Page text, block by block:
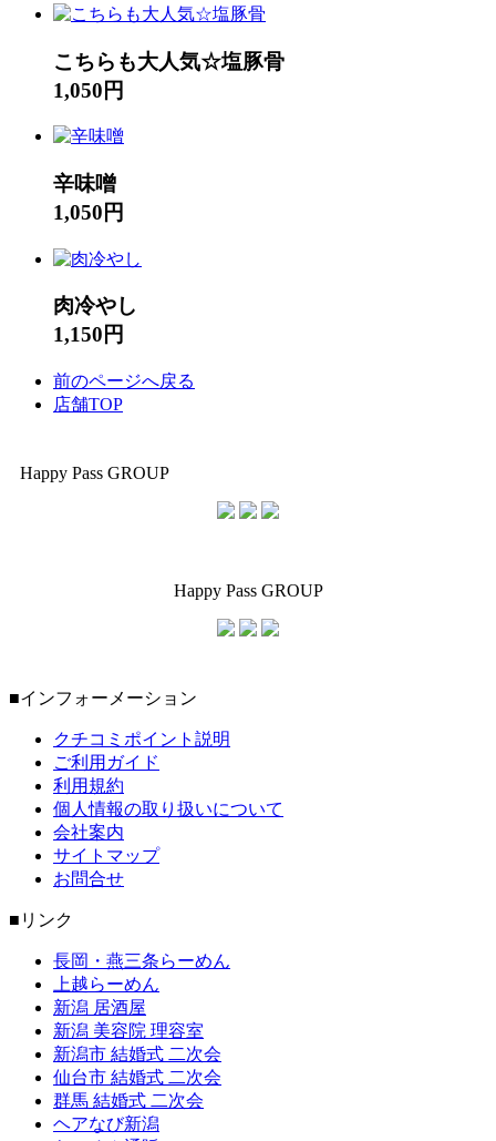
こちらも大人気☆塩豚骨
1,050円
辛味噌
1,050円
肉冷やし
1,150円
前のページへ戻る
店舗TOP
Happy Pass GROUP
Happy Pass GROUP
■インフォーメーション
クチコミポイント説明
ご利用ガイド
利用規約
個人情報の取り扱いについて
会社案内
サイトマップ
お問合せ
■リンク
長岡・燕三条らーめん
上越らーめん
新潟 居酒屋
新潟 美容院 理容室
新潟市 結婚式 二次会
仙台市 結婚式 二次会
群馬 結婚式 二次会
ヘアなび新潟